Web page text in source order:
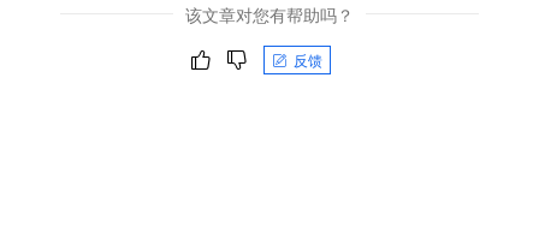
该文章对您有帮助吗？
反馈